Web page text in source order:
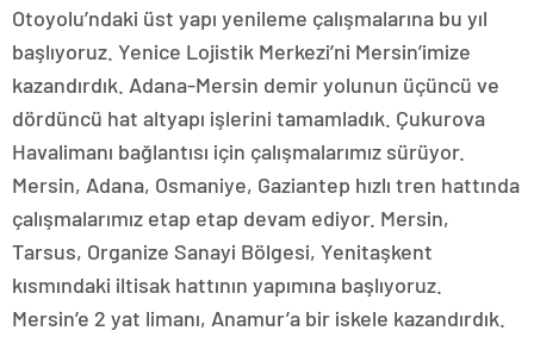
Otoyolu’ndaki üst yapı yenileme çalışmalarına bu yıl
başlıyoruz. Yenice Lojistik Merkezi’ni Mersin’imize
kazandırdık. Adana-Mersin demir yolunun üçüncü ve
dördüncü hat altyapı işlerini tamamladık. Çukurova
Havalimanı bağlantısı için çalışmalarımız sürüyor.
Mersin, Adana, Osmaniye, Gaziantep hızlı tren hattında
çalışmalarımız etap etap devam ediyor. Mersin,
Tarsus, Organize Sanayi Bölgesi, Yenitaşkent
kısmındaki iltisak hattının yapımına başlıyoruz.
Mersin’e 2 yat limanı, Anamur’a bir iskele kazandırdık.